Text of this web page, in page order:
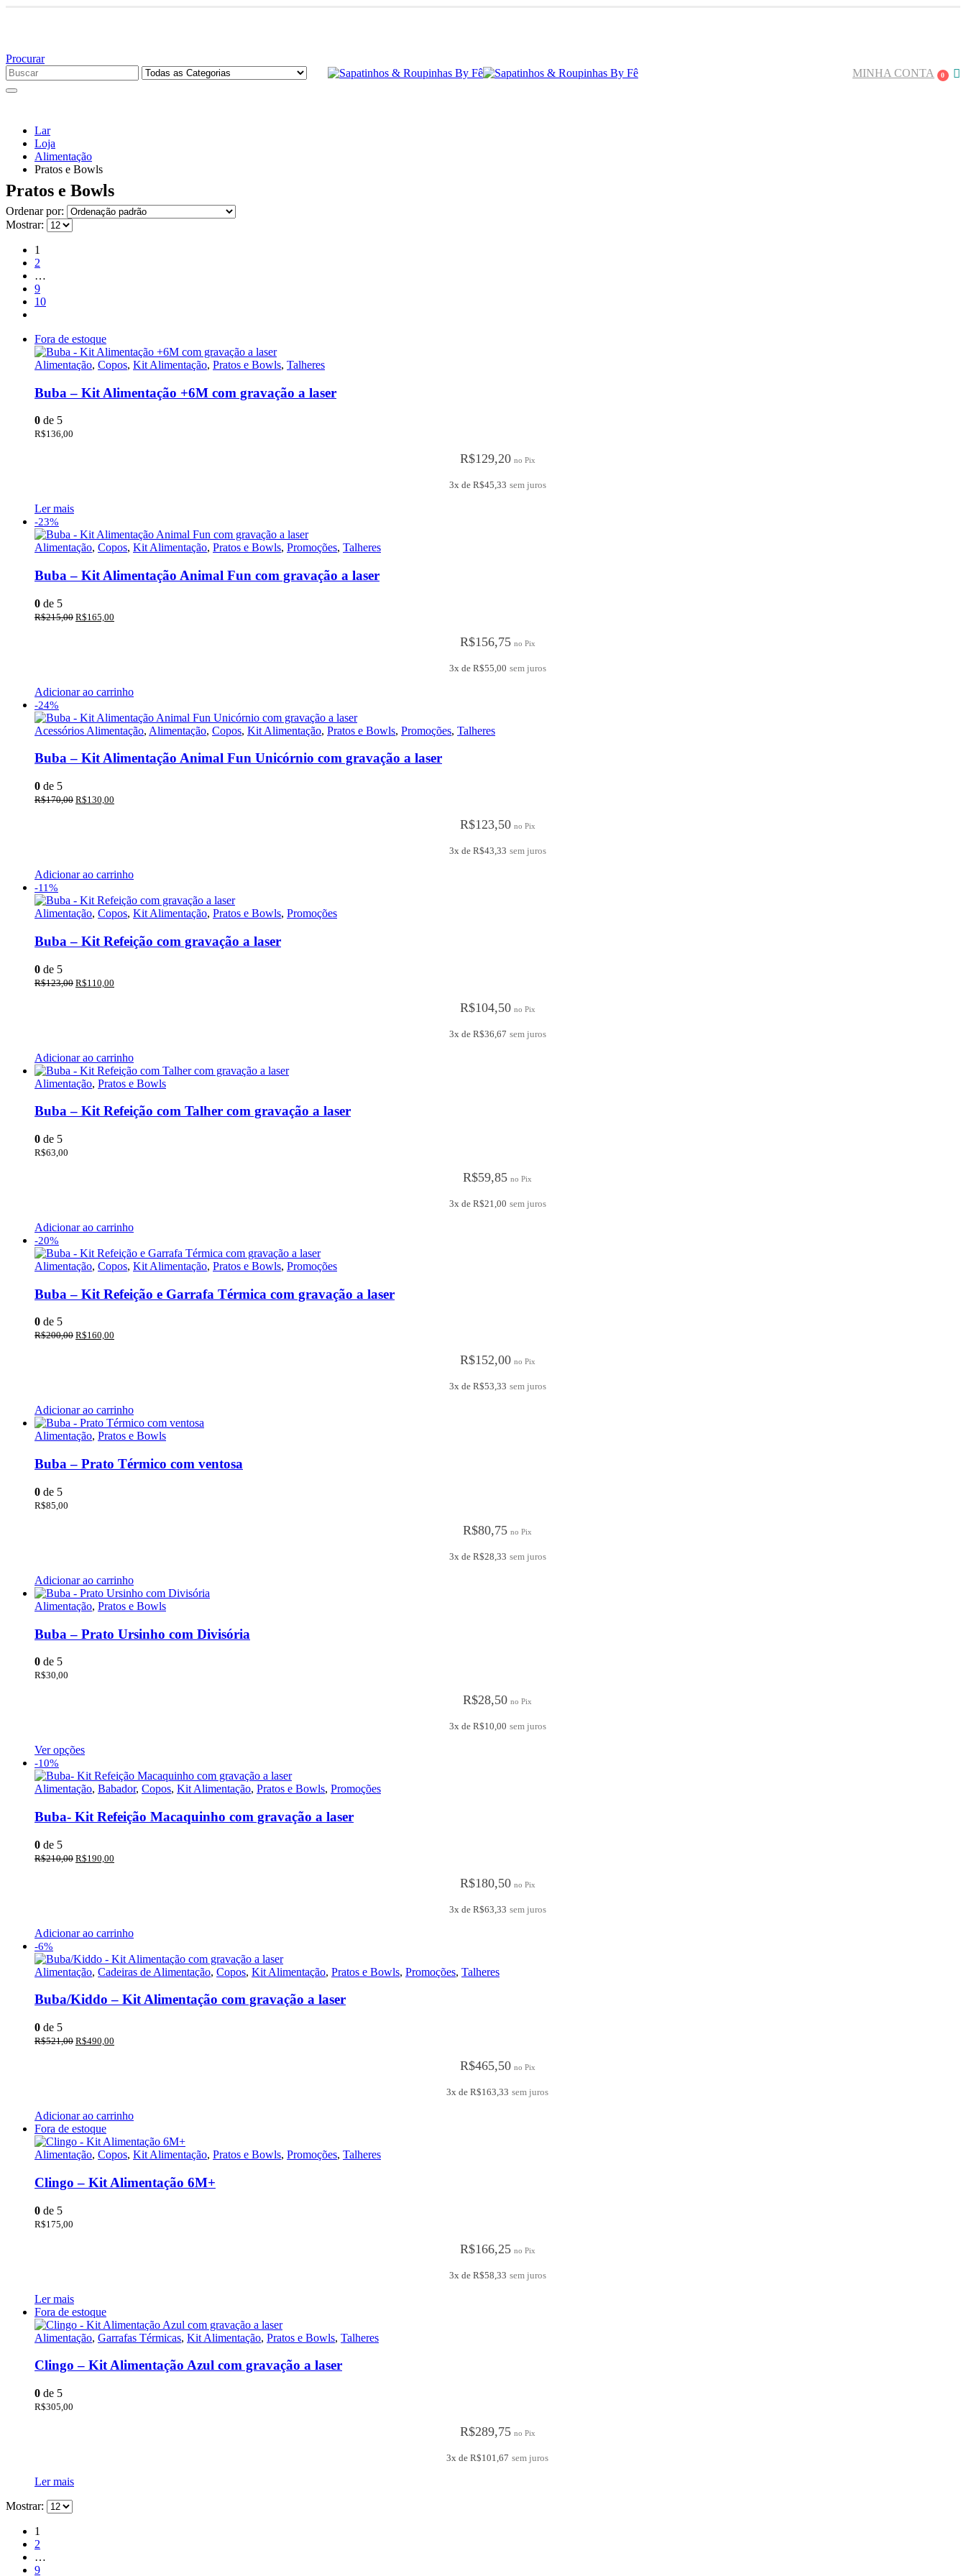
Procurar
MINHA CONTA
0
Lar
Loja
Alimentação
Pratos e Bowls
Pratos e Bowls
Ordenar por:
Mostrar:
1
2
…
9
10
Fora de estoque
Alimentação, Copos, Kit Alimentação, Pratos e Bowls, Talheres
Buba – Kit Alimentação +6M com gravação a laser
0 de 5
R$136,00
R$129,20 no Pix
3x de R$45,33 sem juros
Ler mais
-23%
Alimentação, Copos, Kit Alimentação, Pratos e Bowls, Promoções, Talheres
Buba – Kit Alimentação Animal Fun com gravação a laser
0 de 5
R$215,00 R$165,00
R$156,75 no Pix
3x de R$55,00 sem juros
Adicionar ao carrinho
-24%
Acessórios Alimentação, Alimentação, Copos, Kit Alimentação, Pratos e Bowls, Promoções, Talheres
Buba – Kit Alimentação Animal Fun Unicórnio com gravação a laser
0 de 5
R$170,00 R$130,00
R$123,50 no Pix
3x de R$43,33 sem juros
Adicionar ao carrinho
-11%
Alimentação, Copos, Kit Alimentação, Pratos e Bowls, Promoções
Buba – Kit Refeição com gravação a laser
0 de 5
R$123,00 R$110,00
R$104,50 no Pix
3x de R$36,67 sem juros
Adicionar ao carrinho
Alimentação, Pratos e Bowls
Buba – Kit Refeição com Talher com gravação a laser
0 de 5
R$63,00
R$59,85 no Pix
3x de R$21,00 sem juros
Adicionar ao carrinho
-20%
Alimentação, Copos, Kit Alimentação, Pratos e Bowls, Promoções
Buba – Kit Refeição e Garrafa Térmica com gravação a laser
0 de 5
R$200,00 R$160,00
R$152,00 no Pix
3x de R$53,33 sem juros
Adicionar ao carrinho
Alimentação, Pratos e Bowls
Buba – Prato Térmico com ventosa
0 de 5
R$85,00
R$80,75 no Pix
3x de R$28,33 sem juros
Adicionar ao carrinho
Alimentação, Pratos e Bowls
Buba – Prato Ursinho com Divisória
0 de 5
R$30,00
R$28,50 no Pix
3x de R$10,00 sem juros
Ver opções
-10%
Alimentação, Babador, Copos, Kit Alimentação, Pratos e Bowls, Promoções
Buba- Kit Refeição Macaquinho com gravação a laser
0 de 5
R$210,00 R$190,00
R$180,50 no Pix
3x de R$63,33 sem juros
Adicionar ao carrinho
-6%
Alimentação, Cadeiras de Alimentação, Copos, Kit Alimentação, Pratos e Bowls, Promoções, Talheres
Buba/Kiddo – Kit Alimentação com gravação a laser
0 de 5
R$521,00 R$490,00
R$465,50 no Pix
3x de R$163,33 sem juros
Adicionar ao carrinho
Fora de estoque
Alimentação, Copos, Kit Alimentação, Pratos e Bowls, Promoções, Talheres
Clingo – Kit Alimentação 6M+
0 de 5
R$175,00
R$166,25 no Pix
3x de R$58,33 sem juros
Ler mais
Fora de estoque
Alimentação, Garrafas Térmicas, Kit Alimentação, Pratos e Bowls, Talheres
Clingo – Kit Alimentação Azul com gravação a laser
0 de 5
R$305,00
R$289,75 no Pix
3x de R$101,67 sem juros
Ler mais
Mostrar:
1
2
…
9